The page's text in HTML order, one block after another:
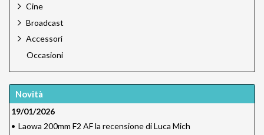
Cine
Broadcast
Accessori
Occasioni
Novità
19/01/2026
• Laowa 200mm F2 AF la recensione di Luca Mich